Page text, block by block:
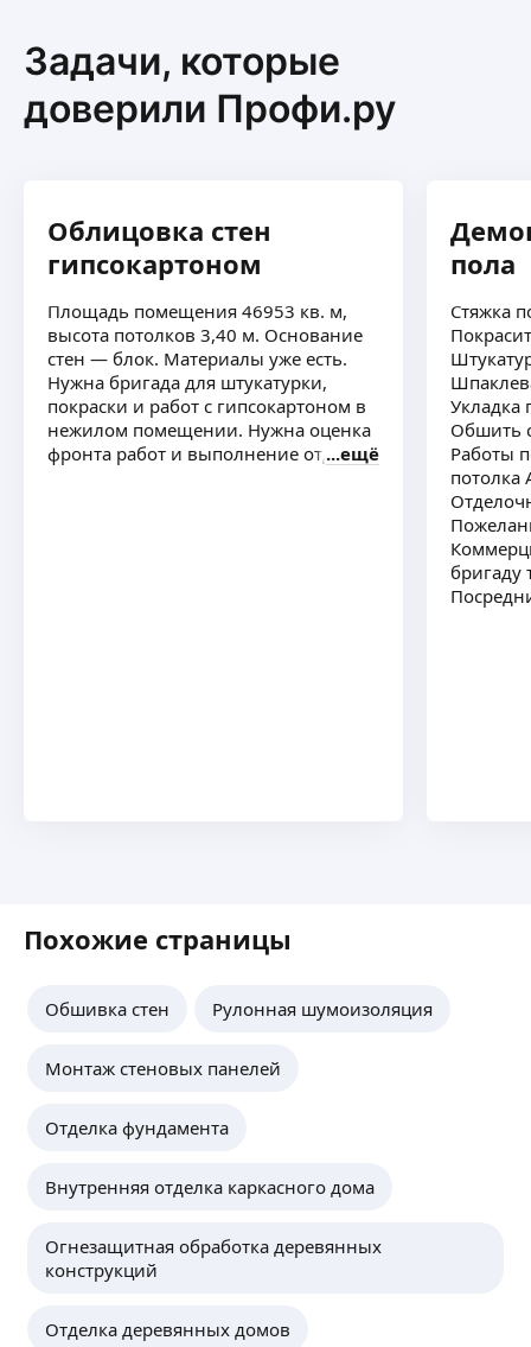
Задачи, которые
доверили Профи.ру
Облицовка стен
гипсокартоном
Площадь помещения 46953 кв. м,
высота потолков 3,40 м. Основание
стен — блок. Материалы уже есть.
Нужна бригада для штукатурки,
покраски и работ с гипсокартоном в
нежилом помещении. Нужна оценка
фронта работ и выполнение отделки
ещё
пола
Стяжка
Укладка
Обшить
Работы
потолка
бригаду
Похожие страницы
Обшивка стен Рулонная шумоизоляция
Монтаж стеновых панелей
Отделка фундамента
Внутренняя отделка каркасного дома
Огнезащитная обработка деревянных
конструкций
Отделка деревянных домов